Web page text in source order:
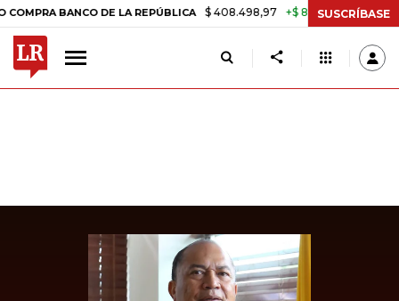
BANCO DE LA REPÚBLICA $ 408.498,97 +$ 8.753,81 +2,19% TASA
SUSCRÍBASE